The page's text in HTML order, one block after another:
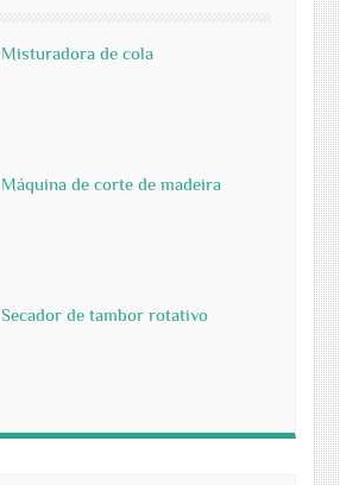
Misturadora de cola
Máquina de corte de madeira
Secador de tambor rotativo